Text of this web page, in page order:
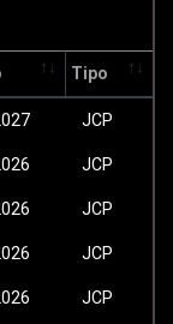
Tipo
JCP
JCP
JCP
JCP
JCP